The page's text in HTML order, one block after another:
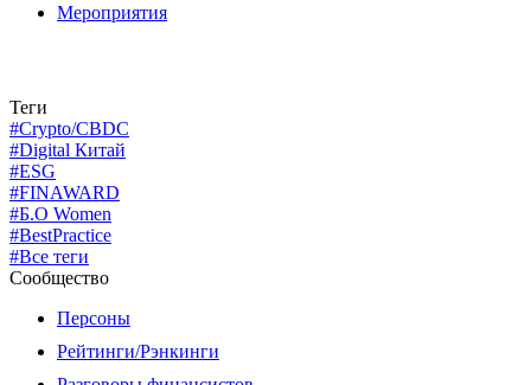
Мероприятия
Теги
#Crypto/CBDC
#Digital Китай
#ESG
#FINAWARD
#Б.О Women
#BestPractice
#Все теги
Сообщество
Персоны
Рейтинги/Рэнкинги